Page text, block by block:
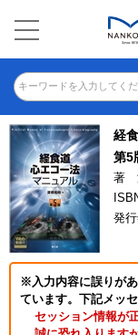
キーワードを入力してく
経
第5
著
発
※入力内容に誤りが
ています。下記メッ
セッション情報が